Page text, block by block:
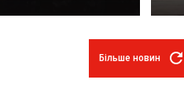
Більше новин